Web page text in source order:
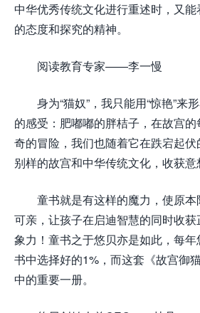
中华优秀传统文化进行重述时，又
的态度和探究的精神。
阅读教育专家——李一慢
身为“猫奴”，我只能用“惊艳”来
的感受：肥嘟嘟的胖桔子，在故宫
奇的冒险，我们也随着它在跌宕起
别样的故宫和中华传统文化，收获意
童书就是有这样的魔力，使原
可亲，让孩子在启迪智慧的同时收
象力！童书之于悠贝亦是如此，每
书中选择好的1%，而这套《故宫御
中的重要一册。